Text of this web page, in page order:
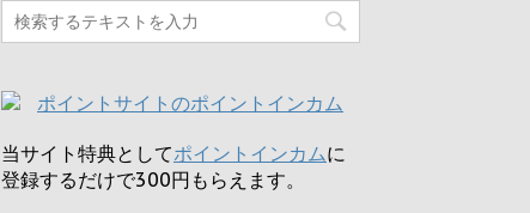
当サイト特典としてポイントインカムに
登録するだけで300円 もらえます。